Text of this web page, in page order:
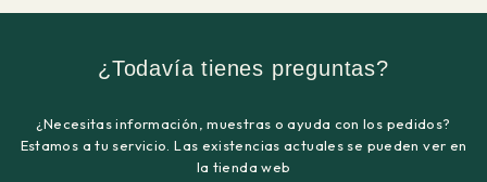
¿Todavía tienes preguntas?
¿Necesitas información, muestras o ayuda con los pedidos?
Estamos a tu servicio. Las existencias actuales se pueden ver en
la tienda web